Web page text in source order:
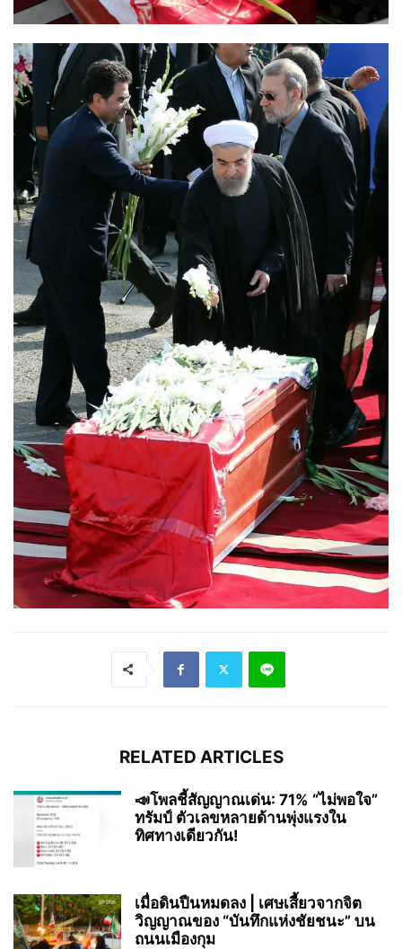
RELATED ARTICLES
📣โพลชี้สัญญาณเด่น: 71% “ไม่พอใจ”
ทรัมป์ ตัวเลขหลายด้านพุ่งแรงใน
ทิศทางเดียวกัน!
เมื่อดินปืนหมดลง | เศษเสี้ยวจากจิต
วิญญาณของ “บันทึกแห่งชัยชนะ” บน
ถนนเมืองกุม